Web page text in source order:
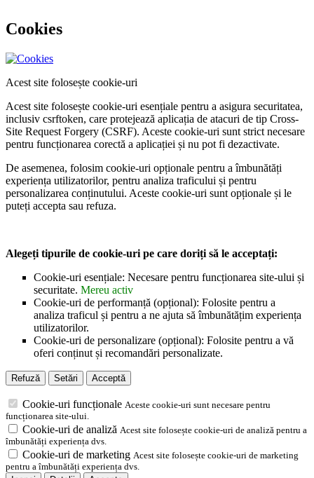
Cookies
Acest site folosește cookie-uri
Acest site folosește cookie-uri esențiale pentru a asigura securitatea,
inclusiv csrftoken, care protejează aplicația de atacuri de tip Cross-
Site Request Forgery (CSRF). Aceste cookie-uri sunt strict necesare
pentru funcționarea corectă a aplicației și nu pot fi dezactivate.
De asemenea, folosim cookie-uri opționale pentru a îmbunătăți
experiența utilizatorilor, pentru analiza traficului și pentru
personalizarea conținutului. Aceste cookie-uri sunt opționale și le
puteți accepta sau refuza.
Alegeți tipurile de cookie-uri pe care doriți să le acceptați:
Cookie-uri esențiale: Necesare pentru funcționarea site-ului și
securitate. Mereu activ
Cookie-uri de performanță (opțional): Folosite pentru a
analiza traficul și pentru a ne ajuta să îmbunătățim experiența
utilizatorilor.
Cookie-uri de personalizare (opțional): Folosite pentru a vă
oferi conținut și recomandări personalizate.
Refuză Setări Acceptă
Cookie-uri funcționale Aceste cookie-uri sunt necesare pentru
funcționarea site-ului.
Cookie-uri de analiză Acest site folosește cookie-uri de analiză pentru a
îmbunătăți experiența dvs.
Cookie-uri de marketing Acest site folosește cookie-uri de marketing
pentru a îmbunătăți experiența dvs.